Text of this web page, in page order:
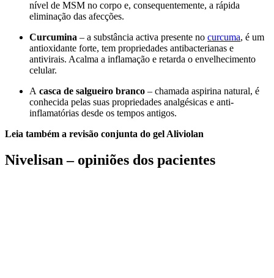
nível de MSM no corpo e, consequentemente, a rápida
eliminação das afecções.
Curcumina – a substância activa presente no curcuma, é um
antioxidante forte, tem propriedades antibacterianas e
antivirais. Acalma a inflamação e retarda o envelhecimento
celular.
A casca de salgueiro branco – chamada aspirina natural, é
conhecida pelas suas propriedades analgésicas e anti-
inflamatórias desde os tempos antigos.
Leia também a revisão conjunta do gel Aliviolan
Nivelisan – opiniões dos pacientes